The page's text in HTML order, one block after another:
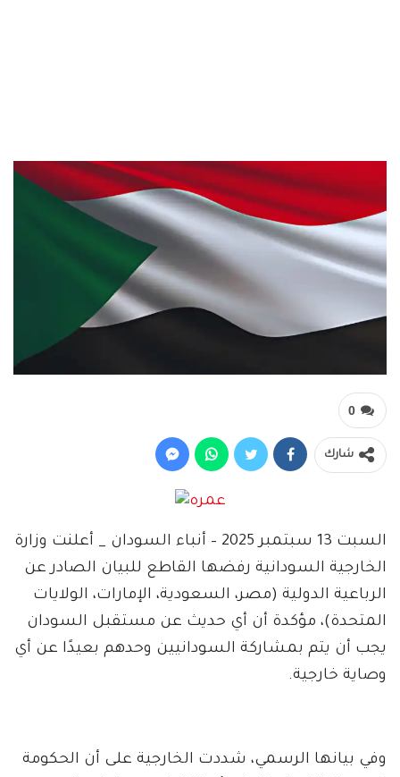
0
شارك
السبت 13 سبتمبر 2025 – أنباء السودان _ أعلنت وزارة
الخارجية السودانية رفضها القاطع للبيان الصادر عن
الرباعية الدولية (مصر، السعودية، الإمارات، الولايات
المتحدة)، مؤكدة أن أي حديث عن مستقبل السودان
يجب أن يتم بمشاركة السودانيين وحدهم بعيدًا عن أي
وصاية خارجية.
وفي بيانها الرسمي، شددت الخارجية على أن الحكومة